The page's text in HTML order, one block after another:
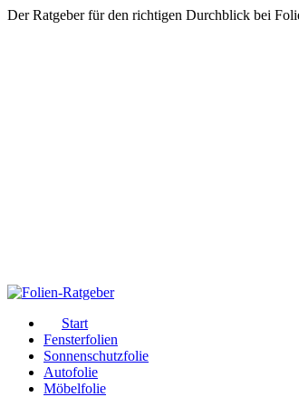
Der Ratgeber für den richtigen Durchblick bei
Start
Fensterfolien
Sonnenschutzfolie
Autofolie
Möbelfolie